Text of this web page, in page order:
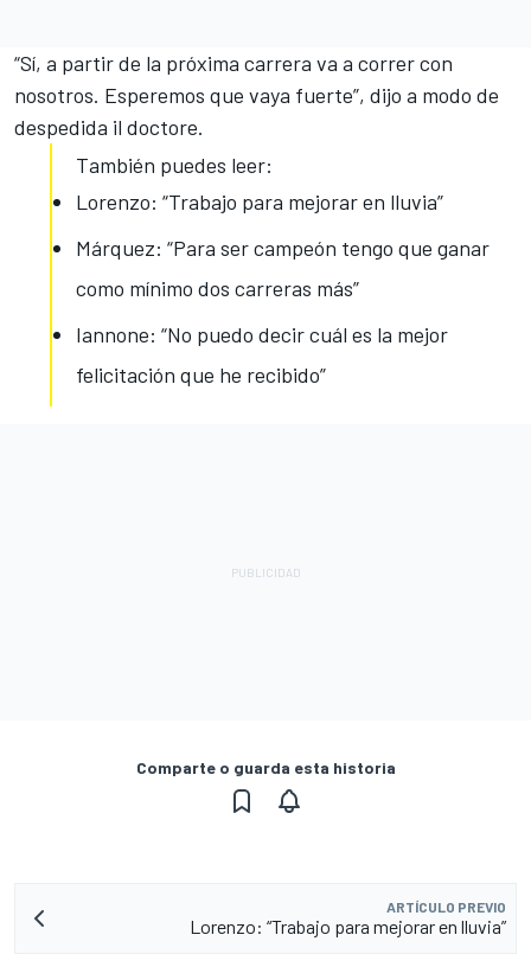
“Sí, a partir de la próxima carrera va a correr con
nosotros. Esperemos que vaya fuerte”, dijo a modo de
despedida il doctore.
También puedes leer:
Lorenzo: “Trabajo para mejorar en lluvia”
Márquez: “Para ser campeón tengo que ganar
como mínimo dos carreras más”
Iannone: “No puedo decir cuál es la mejor
felicitación que he recibido”
Comparte o guarda esta historia
ARTÍCULO PREVIO
Lorenzo: “Trabajo para mejorar en lluvia”